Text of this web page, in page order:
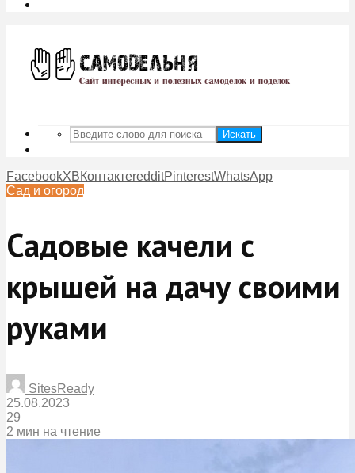
Искать
FacebookXВКонтактеredditPinterestWhatsApp
Сад и огород
Садовые качели с
крышей на дачу своими
руками
SitesReady
25.08.2023
29
2 мин на чтение